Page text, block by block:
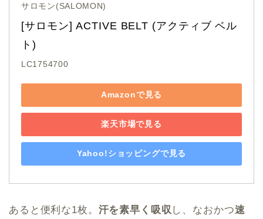
サロモン(SALOMON)
[サロモン] ACTIVE BELT (アクティブ ベル
ト)
LC1754700
Amazonで見る
楽天市場で見る
Yahoo!ショッピングで見る
あると便利な1枚。 汗を素早く吸収し、なおかつ速